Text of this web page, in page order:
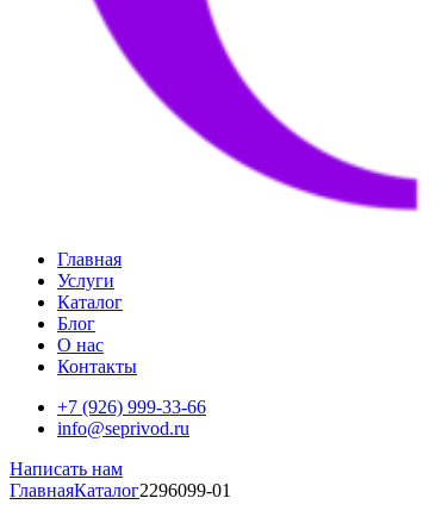
Главная
Услуги
Каталог
Блог
О нас
Контакты
+7 (926) 999-33-66
info@seprivod.ru
Написать нам
ГлавнаяКаталог2296099-01